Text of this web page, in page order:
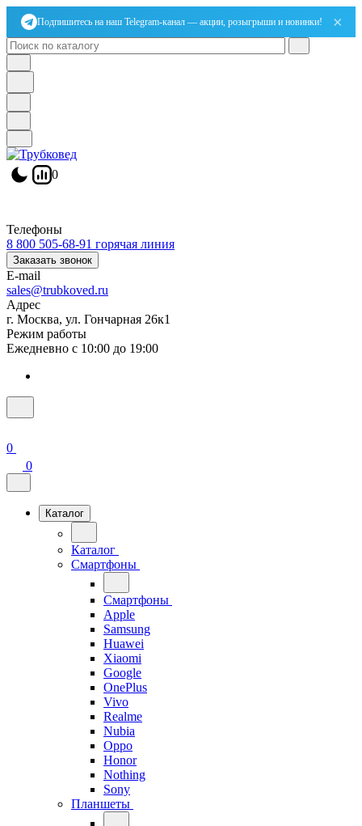
Подпишитесь на наш Telegram-канал — акции, розыгрыши и новинки! ×
0
Телефоны
8 800 505-68-91 горячая линия
Заказать звонок
E-mail
sales@trubkoved.ru
Адрес
г. Москва, ул. Гончарная 26к1
Режим работы
Ежедневно с 10:00 до 19:00
0
0
Каталог
Каталог
Смартфоны
Смартфоны
Apple
Samsung
Huawei
Xiaomi
Google
OnePlus
Vivo
Realme
Nubia
Oppo
Honor
Nothing
Sony
Планшеты